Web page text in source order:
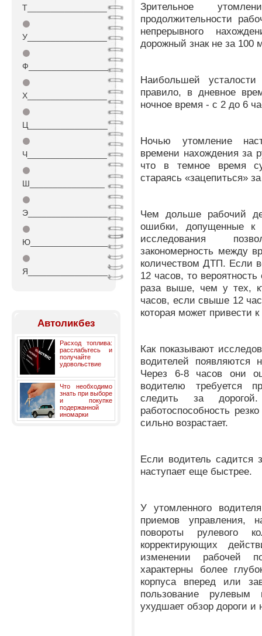
Т_________________
⚫
У_________________
⚫
Ф_________________
⚫
Х_________________
⚫
Ц_________________
⚫
Ч_________________
⚫
Ш________________
⚫
Э_________________
⚫
Ю_________________
⚫
Я_________________
Автоликбез
Расход топлива:
расслабьтесь и
получайте
удовольствие
Что необходимо
знать при выборе
и покупке
подержанной
иномарки
Зрительное
продолжительности
непрерывного
дорожный знак не за 100
Наибольшей усталости
правило, в дневное
ночное время - с 2 до 6
Ночью утомление
времени нахождения за
что в темное время
стараясь «зацепиться»
Чем дольше рабочий
ошибки, допущенные к
исследования
закономерность между
количеством ДТП. Если
12 часов, то
раза выше, чем у тех,
часов, если свыше 12
которая может привести
Как показывают
водителей появляются
Через 6-8 часов они
водителю требуется
следить за
работоспособность
сильно возрастает.
Если водитель садится
наступает еще быстрее.
У утомленного
приемов управления,
повороты рулевого
корректирующих
изменении рабочей
характерны более
корпуса вперед или
пользование
ухудшает обзор дороги